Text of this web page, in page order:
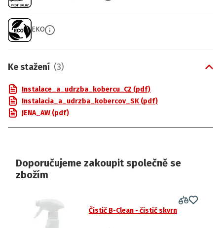
EKO
Ke stažení (3)
Instalace_a_udrzba_kobercu_CZ (pdf)
Instalacia_a_udrzba_kobercov_SK (pdf)
JENA_AW (pdf)
Doporučujeme zakoupit společně se
zbožím
Čistič B-Clean - čistič skvrn